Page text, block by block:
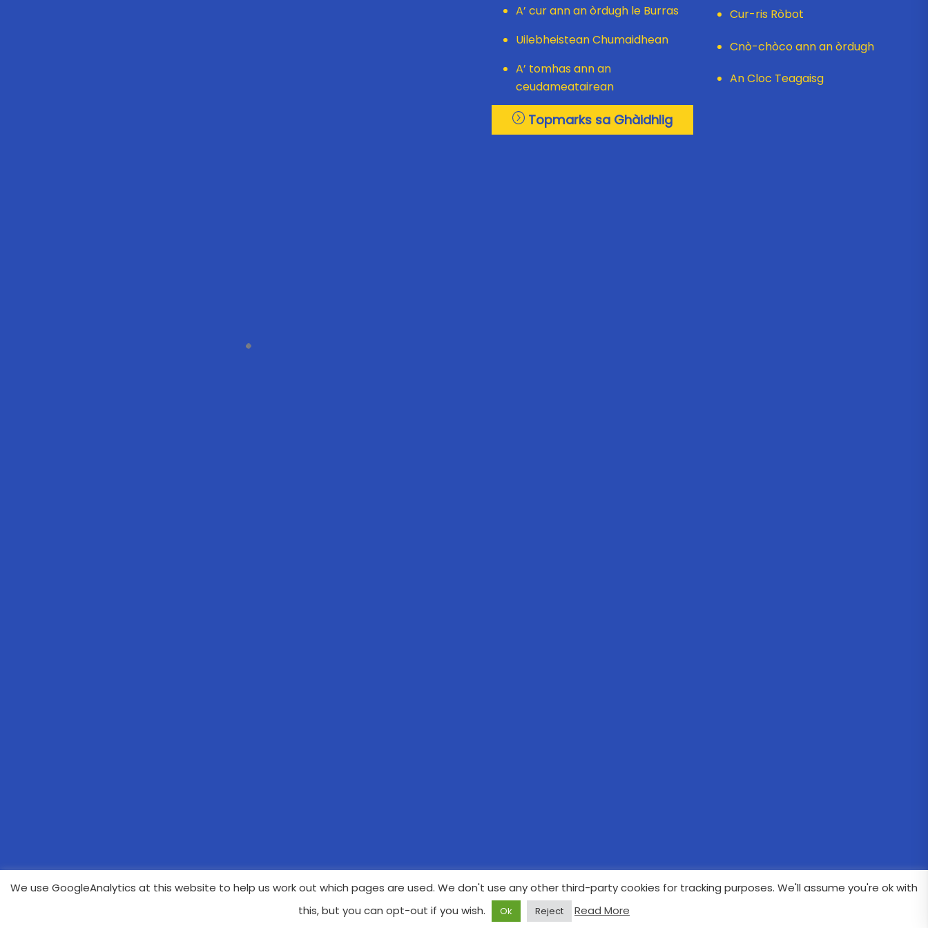
A’ cur ann an òrdugh le Burras
Uilebheistean Chumaidhean
A’ tomhas ann an
ceudameatairean
Cur-ris Ròbot
Cnò-chòco ann an òrdugh
An Cloc Teagaisg
Topmarks sa Ghàidhlig
We use GoogleAnalytics at this website to help us work out which pages are used. We don't use any other third-party cookies for tracking purposes. We'll assume you're ok with
this, but you can opt-out if you wish.
Ok Reject Read More